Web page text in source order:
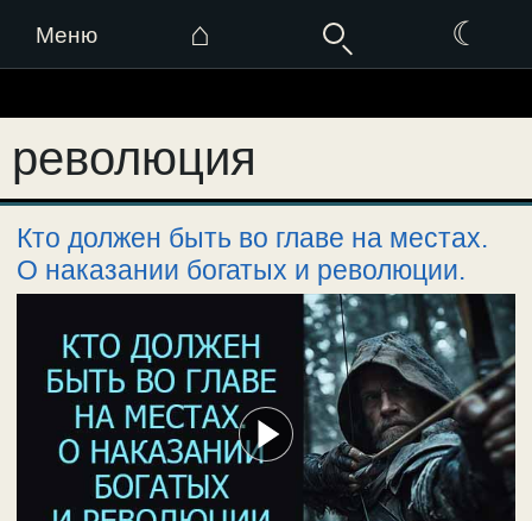
Меню ⌂ ☾
к
содержимому
революция
Кто должен быть во главе на местах.
О наказании богатых и революции.